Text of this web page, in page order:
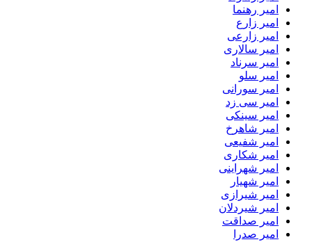
امیر رهنما
امیر زارع
امیر زارعی
امیر سالاری
امیر سرناد
امیر سلو
امیر سورانی
امیر سی زد
امیر سینکی
امیر شاهرخ
امیر شفیعی
امیر شکاری
امیر شهراینی
امیر شهیار
امیر شیرازی
امیر شیردلان
امیر صداقت
امیر صدرا